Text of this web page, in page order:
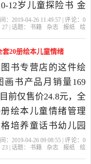
12岁儿童探险书 金
丛林法则改编漫画
荒野求生科普漫画
年卓创图书专营
书籍,杂志,报纸当中
比很高的绘本,图画
浙江 杭州发货。
：2019-04-26 11:49:57 | 评论： 0
27 | 话题： 书籍 杂志 报纸
绘
20册绘本儿童情绪
24.8元
书专营店的这件绘
画书产品月销量169
前仅售价24.8元，全
绘本儿童情绪管理
培养童话书幼儿园
前故事书幼儿1-4-5
：2019-04-26 09:08:55 | 评论： 0
23 | 话题： 书籍 杂志 报纸
绘